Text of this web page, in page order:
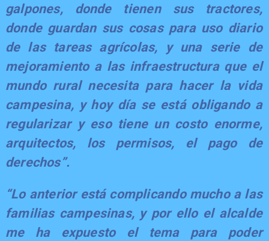
galpones, donde tienen sus tractores,
donde guardan sus cosas para uso diario
de las tareas agrícolas, y una serie de
mejoramiento a las infraestructura que el
mundo rural necesita para hacer la vida
campesina, y hoy día se está obligando a
regularizar y eso tiene un costo enorme,
arquitectos, los permisos, el pago de
derechos”.
“Lo anterior está complicando mucho a las
familias campesinas, y por ello el alcalde
me ha expuesto el tema para poder